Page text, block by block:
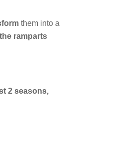
them into a
ramparts
2 seasons,